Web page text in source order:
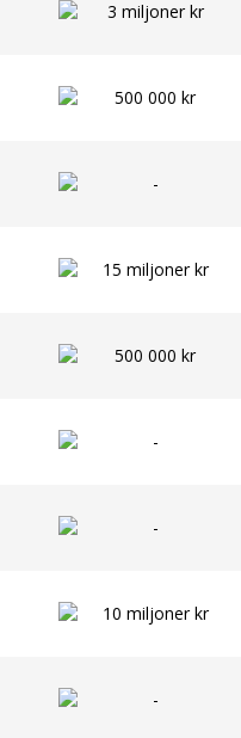
3 miljoner kr
500 000 kr
-
15 miljoner kr
500 000 kr
-
-
10 miljoner kr
-